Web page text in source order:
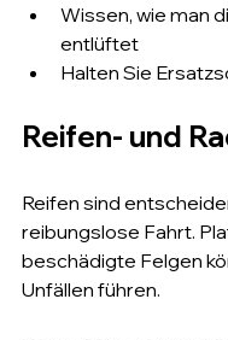
Wissen, wie man
entlüftet
Halten Sie
Reifen- und
Reifen sind
reibungslose Fahrt.
beschädigte Felgen
Unfällen führen.